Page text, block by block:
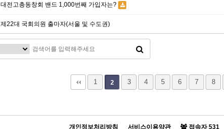
대전고총동창회 밴드 1,000번째 가입자는?
제22대 국회의원 출마자(서울 및 수도권)
1 2 3 4 5 6 7 8
개인정보처리방침 서비스이용약관 접속자531